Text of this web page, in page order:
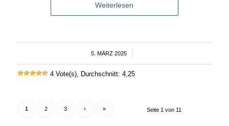
Weiterlesen
5. MÄRZ 2025
/
4 Vote(s), Durchschnitt: 4,25
Seite 1 von 11
1 2 3 › »